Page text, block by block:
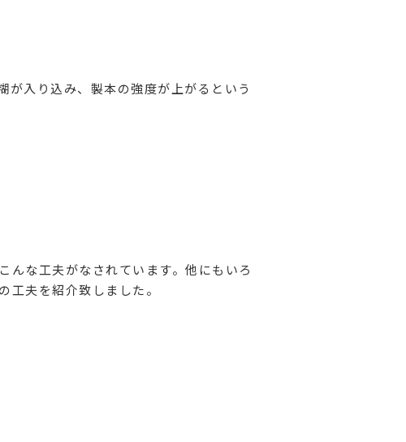
が入り込み、製本の強度が上がるという
んな工夫がなされています。他にもいろ
夫を紹介致しました。